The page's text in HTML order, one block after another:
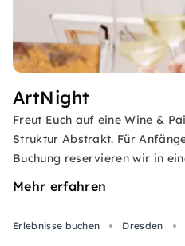
ArtNight
Freut Euch auf eine Wine &
Struktur Abstrakt. Für
Buchung reservieren wir in
Mehr erfahren
Erlebnisse buchen Dresden